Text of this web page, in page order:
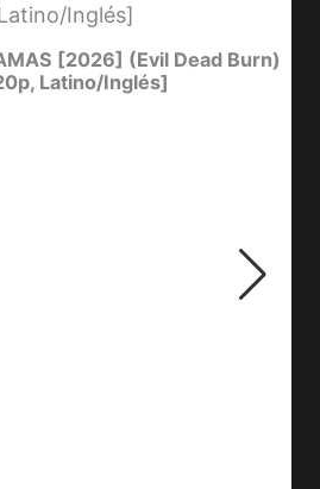
[2026] (Evil Dead Burn)
Latino/Inglés]